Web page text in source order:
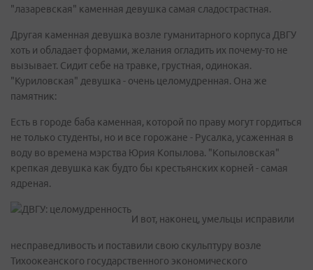
"лазаревская" каменная девушка самая сладострастная.
Другая каменная девушка возле гуманитарного корпуса ДВГУ
хоть и обладает формами, желания огладить их почему-то не
вызывает. Сидит себе на травке, грустная, одинокая.
"Куриловская" девушка - очень целомудренная. Она же
памятник:
Есть в городе баба каменная, которой по праву могут гордиться
не только студенты, но и все горожане - Русалка, усаженная в
воду во времена мэрства Юрия Копылова. "Копыловская"
крепкая девушка как будто бы крестьянских корней - самая
ядреная.
И вот, наконец, умельцы исправили
несправедливость и поставили свою скульптуру возле
Тихоокеанского государственного экономического